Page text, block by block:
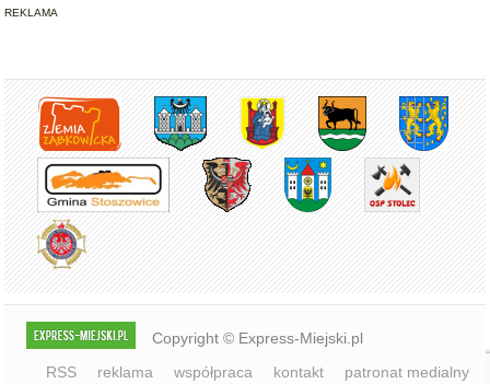
REKLAMA
Copyright © Express-Miejski.pl
RSS
reklama współpraca kontakt patronat medialny